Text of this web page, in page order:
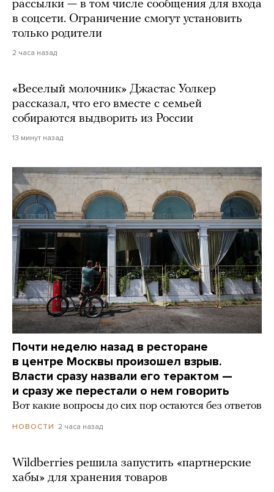
рассылки — в том числе сообщения для входа
в соцсети. Ограничение смогут установить
только родители
2 часа назад
«Веселый молочник» Джастас Уолкер
рассказал, что его вместе с семьей
собираются выдворить из России
13 минут назад
Почти неделю назад в ресторане
в центре Москвы произошел взрыв.
Власти сразу назвали его терактом —
и сразу же перестали о нем говорить
Вот какие вопросы до сих пор остаются без ответов
НОВОСТИ 2 часа назад
Wildberries решила запустить «партнерские
хабы» для хранения товаров